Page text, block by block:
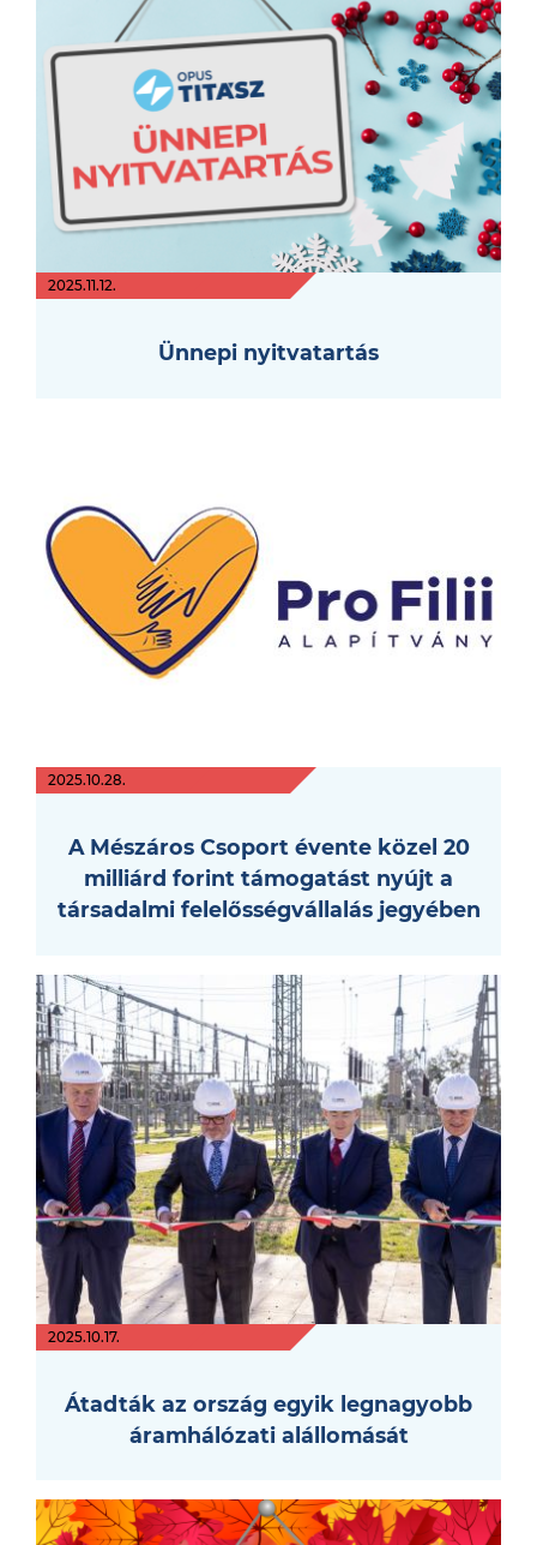
2025.11.12.
Ünnepi nyitvatartás
2025.10.28.
A Mészáros Csoport évente közel 20
milliárd forint támogatást nyújt a
társadalmi felelősségvállalás jegyében
2025.10.17.
Átadták az ország egyik legnagyobb
áramhálózati alállomását